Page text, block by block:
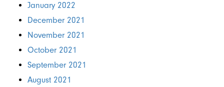
January 2022
December 2021
November 2021
October 2021
September 2021
August 2021